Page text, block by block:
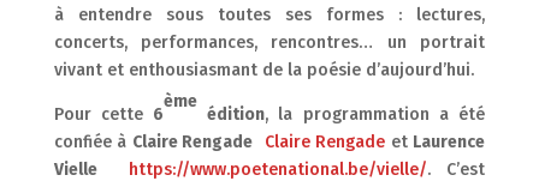
à entendre sous toutes ses formes : lectures,
concerts, performances, rencontres… un portrait
vivant et enthousiasmant de la poésie d’aujourd’hui.
Pour cette 6
ème
édition, la programmation a été
confiée à Claire Rengade Claire Rengade et Laurence
Vielle
https://www.poetenational.be/vielle/. C’est